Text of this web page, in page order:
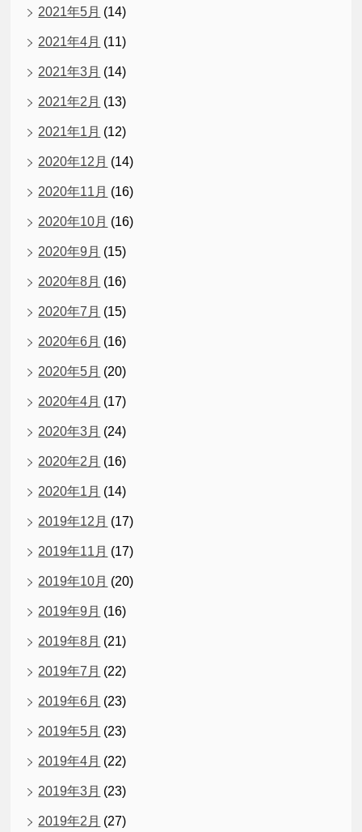
2021年5月 (14)
2021年4月 (11)
2021年3月 (14)
2021年2月 (13)
2021年1月 (12)
2020年12月 (14)
2020年11月 (16)
2020年10月 (16)
2020年9月 (15)
2020年8月 (16)
2020年7月 (15)
2020年6月 (16)
2020年5月 (20)
2020年4月 (17)
2020年3月 (24)
2020年2月 (16)
2020年1月 (14)
2019年12月 (17)
2019年11月 (17)
2019年10月 (20)
2019年9月 (16)
2019年8月 (21)
2019年7月 (22)
2019年6月 (23)
2019年5月 (23)
2019年4月 (22)
2019年3月 (23)
2019年2月 (27)